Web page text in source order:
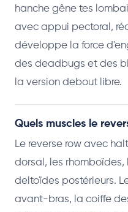
hanche gêne tes
avec appui pectoral,
développe la force
des deadbugs et des
la version debout libre.
Quels muscles le
Le reverse row avec
dorsal, les rhomboïdes,
deltoïdes postérieurs.
avant-bras, la coiffe